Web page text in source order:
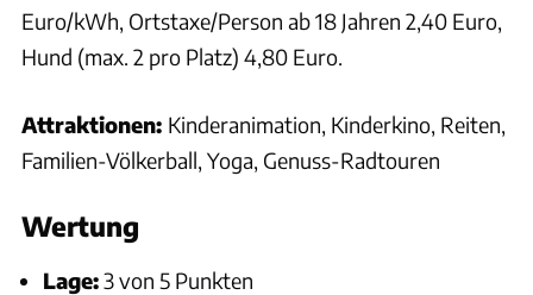
Euro/kWh, Ortstaxe/Person ab 18 Jahren 2,40 Euro,
Hund (max. 2 pro Platz) 4,80 Euro.
Attraktionen: Kinderanimation, Kinderkino, Reiten,
Familien-Völkerball, Yoga, Genuss-Radtouren
Wertung
Lage:3 von 5 Punkten